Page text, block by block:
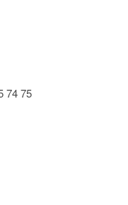
74 75